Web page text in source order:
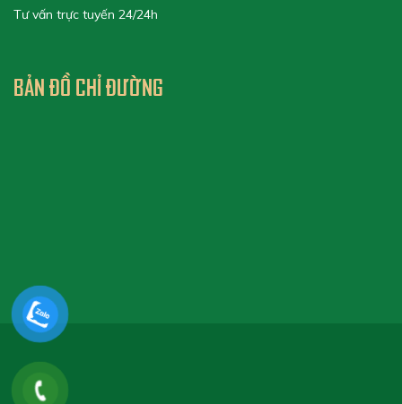
Tư vấn trực tuyến 24/24h
BẢN ĐỒ CHỈ ĐƯỜNG